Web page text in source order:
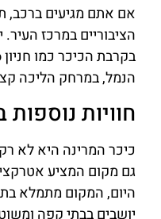
אם אתם מגיעים ברכב,
הציבוריים במרכז
הנמל, במרחק הליכה
חוויות
כיכר המרינה היא לא
גם מקום המציע
היום, המקום מתמלא
יושבים בבתי קפה